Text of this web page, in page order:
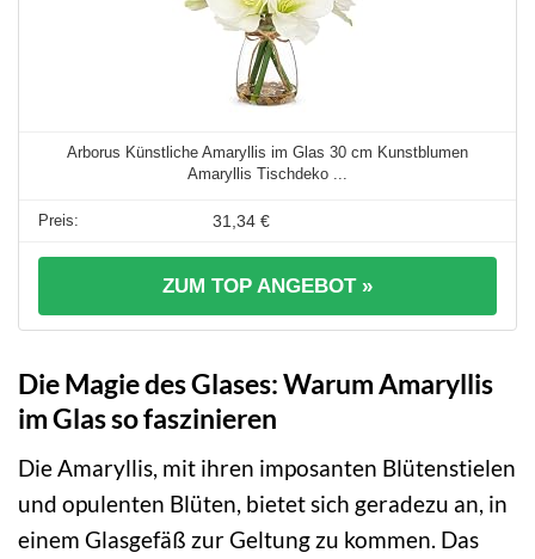
Arborus Künstliche Amaryllis im Glas 30 cm Kunstblumen
Amaryllis Tischdeko ...
31,34 €
ZUM TOP ANGEBOT »
Die Magie des Glases: Warum Amaryllis
im Glas so faszinieren
Die Amaryllis, mit ihren imposanten Blütenstielen
und opulenten Blüten, bietet sich geradezu an, in
einem Glasgefäß zur Geltung zu kommen. Das